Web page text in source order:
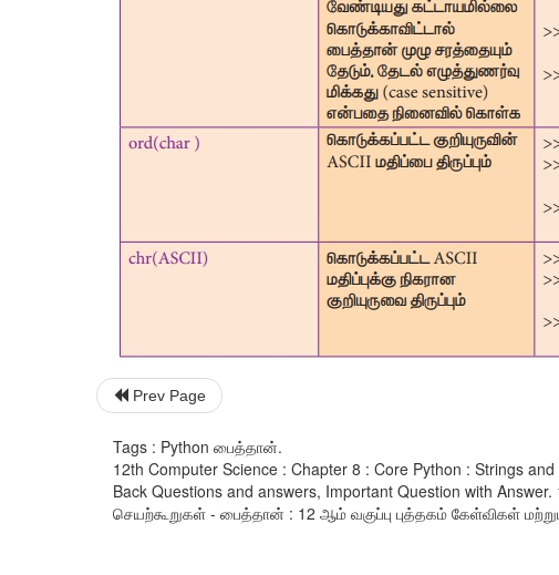
Prev Page
Tags : Python பைத்தான்.
12th Computer Science : Chapter 8 : Core Python : Strings
Back Questions and answers, Important Question with
செயற்கூறுகள் - பைத்தான் : 12 ஆம் வகுப்பு புத்தகம் கேள்விகள்